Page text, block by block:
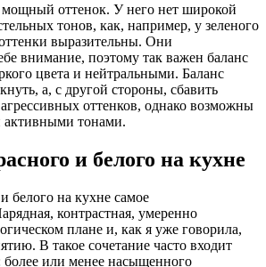
оттенок. У него нет широкой
тонов, как, например, у зеленого
выразительны. Они
внимание, поэтому так важен баланс
цвета и нейтральными. Баланс
а, с другой стороны, сбавить
оттенков, однако возможны
активными тонами.
и белого на кухне
белого на кухне самое
контрастная, умеренно
плане и, как я уже говорила,
В такое сочетание часто входит
или менее насыщенного